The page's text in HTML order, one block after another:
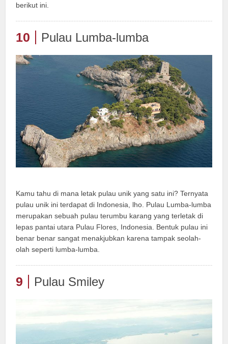
berikut ini.
10 Pulau Lumba-lumba
Kamu tahu di mana letak pulau unik yang satu ini? Ternyata
pulau unik ini terdapat di Indonesia, lho. Pulau Lumba-lumba
merupakan sebuah pulau terumbu karang yang terletak di
lepas pantai utara Pulau Flores, Indonesia. Bentuk pulau ini
benar benar sangat menakjubkan karena tampak seolah-
olah seperti lumba-lumba.
9 Pulau Smiley